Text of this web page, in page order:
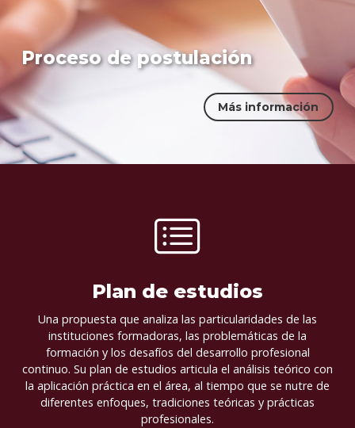
Proceso de postulación
Más información
Plan de estudios
Una propuesta que analiza las particularidades de las
instituciones formadoras, las problemáticas de la
formación y los desafíos del desarrollo profesional
continuo. Su plan de estudios articula el análisis teórico con
la aplicación práctica en el área, al tiempo que se nutre de
diferentes enfoques, tradiciones teóricas y prácticas
profesionales.